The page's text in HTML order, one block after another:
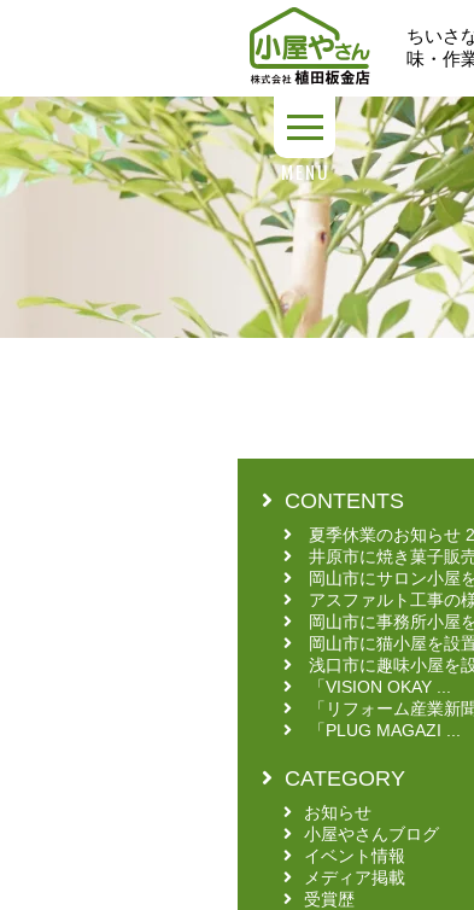
ちいさ
味・作
MENU
CONTENTS
夏季休業のお知らせ
井原市に焼き菓子販
岡山市にサロン小屋
アスファルト工事の
岡山市に事務所小屋
岡山市に猫小屋を設
浅口市に趣味小屋を
「VISION OKAY ...
「リフォーム産業新
「PLUG MAGAZI ...
CATEGORY
お知らせ
小屋やさんブログ
イベント情報
メディア掲載
受賞歴